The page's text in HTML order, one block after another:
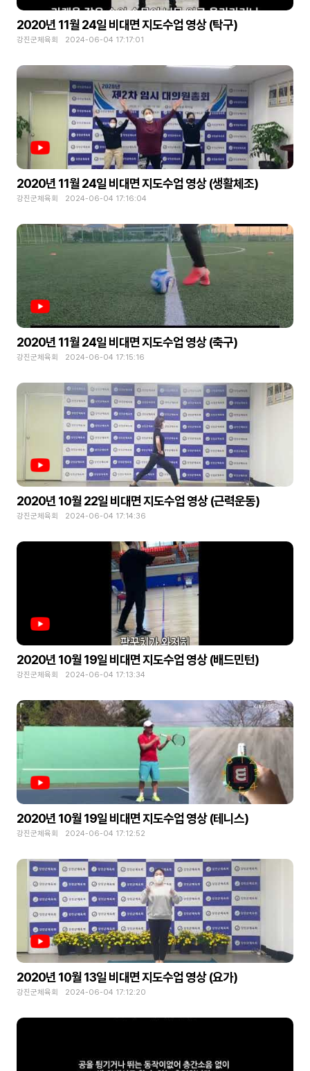
2020년 11월 24일 비대면 지도수업 영상 (탁구)
강진군체육회 2024-06-04 17:17:01
2020년 11월 24일 비대면 지도수업 영상 (생활체조)
강진군체육회 2024-06-04 17:16:04
2020년 11월 24일 비대면 지도수업 영상 (축구)
강진군체육회 2024-06-04 17:15:16
2020년 10월 22일 비대면 지도수업 영상 (근력운동)
강진군체육회 2024-06-04 17:14:36
2020년 10월 19일 비대면 지도수업 영상 (배드민턴)
강진군체육회 2024-06-04 17:13:34
2020년 10월 19일 비대면 지도수업 영상 (테니스)
강진군체육회 2024-06-04 17:12:52
2020년 10월 13일 비대면 지도수업 영상 (요가)
강진군체육회 2024-06-04 17:12:20